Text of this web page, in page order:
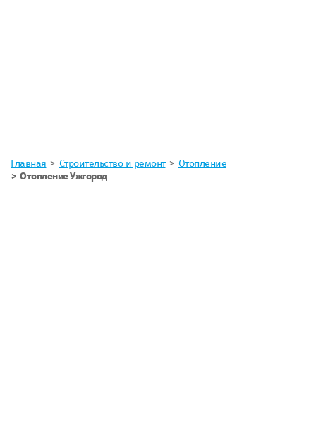
Главная Строительство и ремонт
Отопление
Отопление Ужгород